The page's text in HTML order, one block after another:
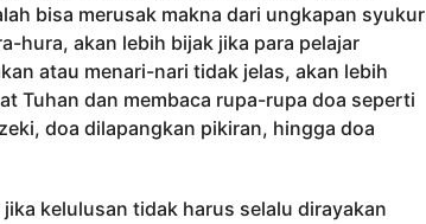
bisa merusak makna dari ungkapan syukur
hura, akan lebih bijak jika para pelajar
atau menari-nari tidak jelas, akan lebih
Tuhan dan membaca rupa-rupa doa seperti
doa dilapangkan pikiran, hingga doa
kelulusan tidak harus selalu dirayakan